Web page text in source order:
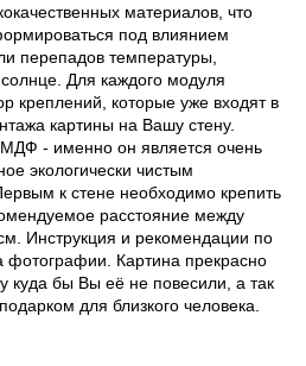
материалов, что
под влиянием
перепадов температуры,
Для каждого модуля
креплений, которые уже входят в
картины на Вашу стену.
МДФ - именно он является очень
экологически чистым
к стене необходимо крепить
расстояние между
Инструкция и рекомендации по
фотографии. Картина прекрасно
куда бы Вы её не повесили, а так
для близкого человека.